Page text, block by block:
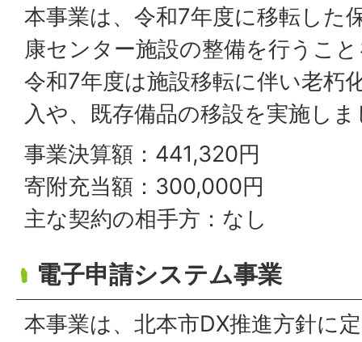
本事業は、令和7年度に移転した
康センター施設の整備を行うこ
令和7年度は施設移転に伴い老朽
入や、既存備品の移設を実施し
事業決算額：441,320円
寄附充当額：300,000円
主な契約の相手方：なし
電子申請システム事業
本事業は、北本市DX推進方針に